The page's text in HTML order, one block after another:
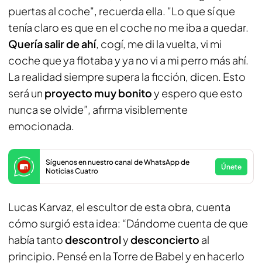
puertas al coche", recuerda ella. "Lo que sí que
tenía claro es que en el coche no me iba a quedar.
Quería salir de ahí, cogí, me di la vuelta, vi mi
coche que ya flotaba y ya no vi a mi perro más ahí.
La realidad siempre supera la ficción, dicen. Esto
será un proyecto muy bonitoy espero que esto
nunca se olvide”, afirma visiblemente
emocionada.
Síguenos en nuestro canal de WhatsApp de
Noticias Cuatro
Únete
Lucas Karvaz, el escultor de esta obra, cuenta
cómo surgió esta idea: “Dándome cuenta de que
había tantodescontrolydesconcierto al
principio. Pensé en la Torre de Babel y en hacerlo